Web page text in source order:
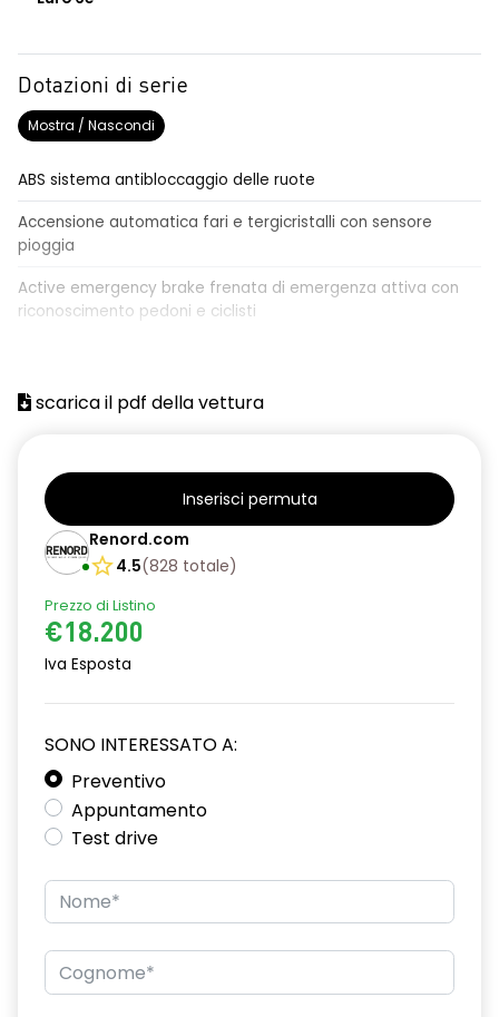
Dotazioni di serie
Mostra / Nascondi
ABS sistema antibloccaggio delle ruote
Accensione automatica fari e tergicristalli con sensore
pioggia
Active emergency brake frenata di emergenza attiva con
riconoscimento pedoni e ciclisti
Airbag laterali a tendina anteriori e posteriori
Alzacristalli elettrici posteriori
Barre tetto modulari nere
Bracciolo anteriore con vano portaoggetti
Chiave pieghevole a 3 pulsanti
Distance warning avviso distanza di sicurezza
Driver display con schermo TFT da 3,5''
Eco Mode
compatibile 2G/3G o 4G/5G in base al veicolo
Firma luminosa pixelata con fari full LED
HARM03
scarica il pdf della vettura
Inserisci permuta
Renord.com
4.5(828 totale)
Prezzo di Listino
€18.200
Iva Esposta
SONO INTERESSATO A:
Preventivo
Appuntamento
Test drive